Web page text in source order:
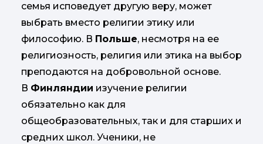
семья исповедует другую веру, может
выбрать вместо религии этику или
философию. В Польше, несмотря на ее
религиозность, религия или этика на выбор
преподаются на добровольной основе.
В Финляндии изучение религии
обязательно как для
общеобразовательных, так и для старших и
средних школ. Ученики, не